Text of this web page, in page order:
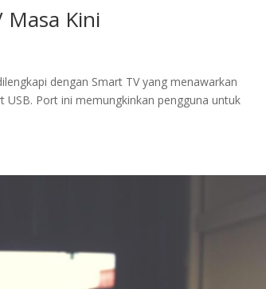
Masa Kini
dengan Smart TV yang menawarkan
Port ini memungkinkan pengguna untuk